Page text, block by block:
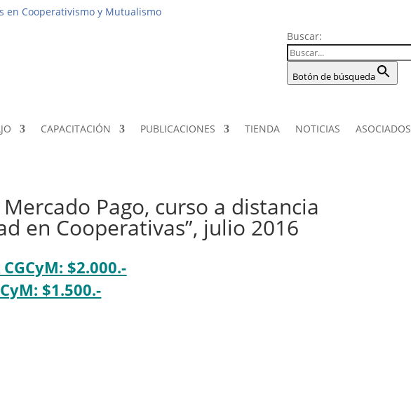
en Cooperativismo y Mutualismo
Buscar:
Botón de búsqueda
CAPACITACIÓN PUBLICACIONES TIENDA NOTICIAS ASOCIADOS
Pago, curso a distancia
en Cooperativas”, julio 2016
$2.000.-
$1.500.-